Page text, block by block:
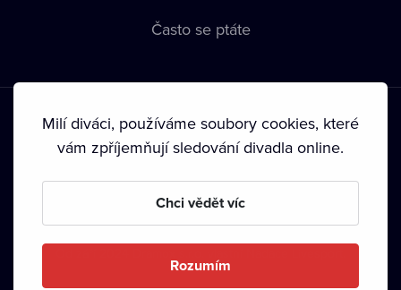
Často se ptáte
Podmínky používání • Ochrana soukromí • Zásady používání
• Autorská práva•
Milí diváci, používáme soubory cookies, které
vám zpříjemňují sledování divadla online.
Chci vědět víc
Rozumím